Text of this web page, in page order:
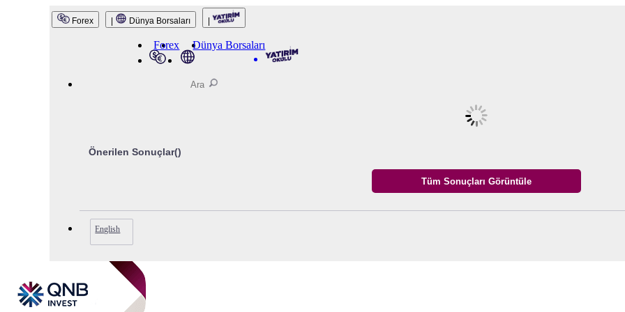
QNB Invest
Forex Dünya Borsaları
Forex Dünya Borsaları
Önerilen Sonuçlar()
English